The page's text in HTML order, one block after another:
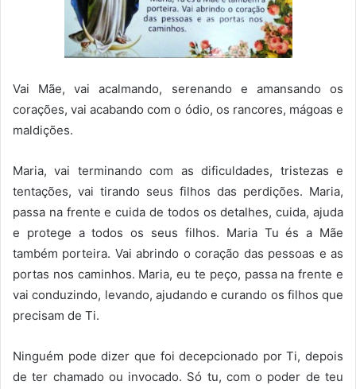
Vai Mãe, vai acalmando, serenando e amansando os
corações, vai acabando com o ódio, os rancores, mágoas e
maldições.
Maria, vai terminando com as dificuldades, tristezas e
tentações, vai tirando seus filhos das perdições. Maria,
passa na frente e cuida de todos os detalhes, cuida, ajuda
e protege a todos os seus filhos. Maria Tu és a Mãe
também porteira. Vai abrindo o coração das pessoas e as
portas nos caminhos. Maria, eu te peço, passa na frente e
vai conduzindo, levando, ajudando e curando os filhos que
precisam de Ti.
Ninguém pode dizer que foi decepcionado por Ti, depois
de ter chamado ou invocado. Só tu, com o poder de teu